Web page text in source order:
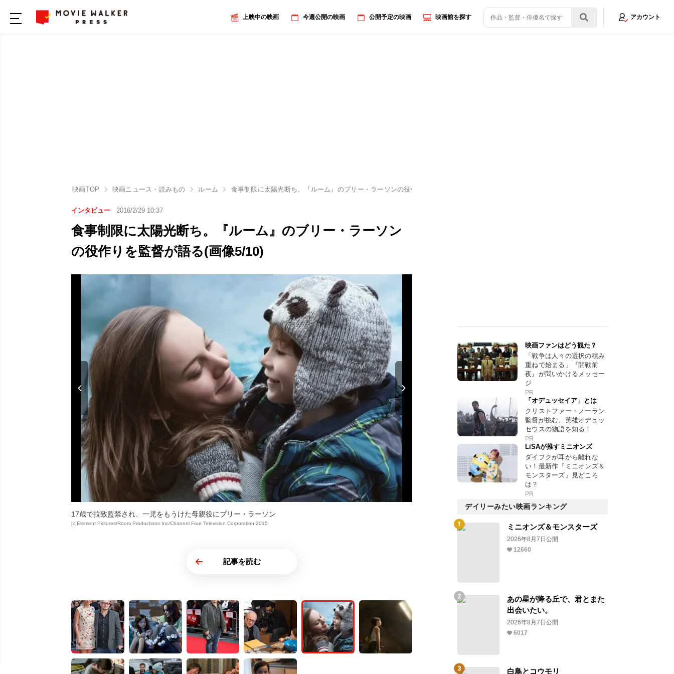
上映中の映画 今週公開の映画 公開予定の映画 映画館を探す アカウント
映画TOP 映画ニュース・読みもの ルーム 食事制限に太陽光断ち。『ルーム』のブリー・ラーソンの役作りを監督が語る
インタビュー 2016/2/29 10:37
食事制限に太陽光断ち。『ルーム』のブリー・ラーソン
の役作りを監督が語る(画像5/10)
17歳で拉致監禁され、一児をもうけた母親役にブリー・ラーソン
[c]Element Pictures/Room Productions Inc/Channel Four Television Corporation 2015
記事を読む
映画ファンはどう観た？
「戦争は人々の選択の積み
重ねで始まる」『開戦前
夜』が問いかけるメッセー
ジ
PR
「オデュッセイア」とは
クリストファー・ノーラン
監督が挑む、英雄オデュッ
セウスの物語を知る！
PR
LiSAが推すミニオンズ
ダイフクが耳から離れな
い！最新作『ミニオンズ＆
モンスターズ』見どころ
は？
PR
デイリーみたい映画ランキング
ミニオンズ＆モンスターズ
2026年8月7日公開
12660
あの星が降る丘で、君とまた
出会いたい。
2026年8月7日公開
6017
白鳥とコウモリ